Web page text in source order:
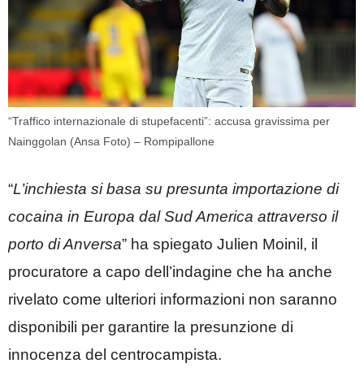
“Traffico internazionale di stupefacenti”: accusa gravissima per
Nainggolan (Ansa Foto) – Rompipallone
“L’inchiesta si basa su presunta importazione di
cocaina in Europa dal Sud America attraverso il
porto di Anversa” ha spiegato Julien Moinil, il
procuratore a capo dell’indagine che ha anche
rivelato come ulteriori informazioni non saranno
disponibili per garantire la presunzione di
innocenza del centrocampista.